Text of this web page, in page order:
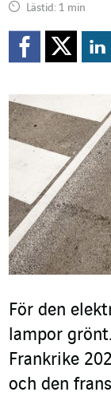
Lästid: 1 min
För den
lampor
Frankrike
och den